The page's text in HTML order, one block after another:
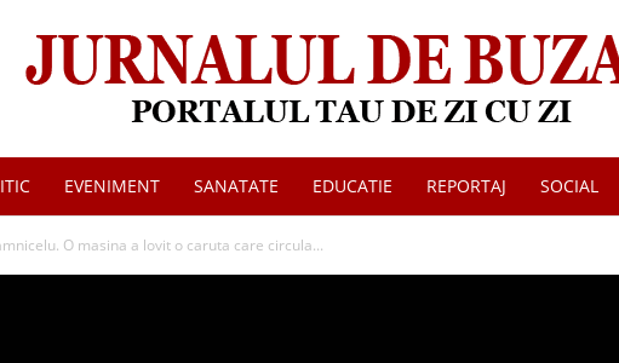
Jurnalul
EVENIMENT SANATATE EDUCATIE REPORTAJ SOCIAL
O masina a lovit o caruta care circula...